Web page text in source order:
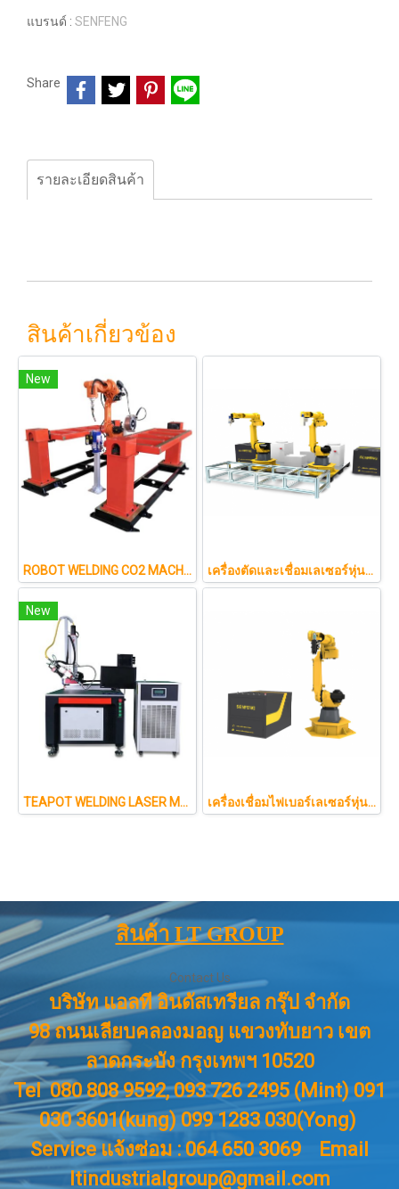
แบรนด์ : SENFENG
Share
รายละเอียดสินค้า
สินค้าเกี่ยวข้อง
New
ROBOT WELDING CO2 MACHINE เครื่องตัดและเชื่อมเลเซอร์หุ่นยนต์ 3 มิติ
New
TEAPOT WELDING LASER MACHINE เครื่องเชื่อมไฟเบอร์เลเซอร์หุ่นยนต์ 3 มิติ
สินค้า LT GROUP
Contact Us
บริษัท แอลที อินดัสเทรียล กรุ๊ป จำกัด
98 ถนนเลียบคลองมอญ แขวงทับยาว เขต
ลาดกระบัง กรุงเทพฯ 10520
Tel 080 808 9592, 093 726 2495 (Mint) 091
030 3601(kung) 099 1283 030(Yong)
Service แจ้งซ่อม : 064 650 3069
Email
ltindustrialgroup@gmail.com